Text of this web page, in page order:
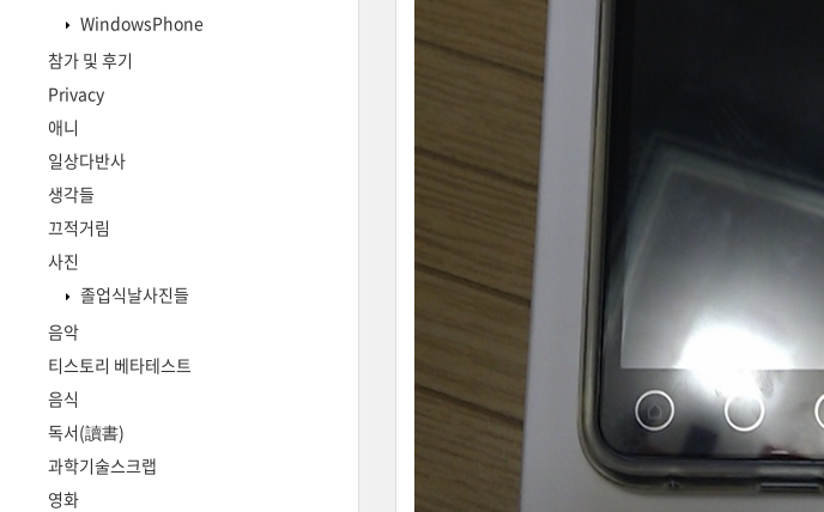
WindowsPhone
참가 및 후기
Privacy
애니
일상다반사
생각들
끄적거림
사진
졸업식날사진들
음악
티스토리 베타테스트
음식
독서(讀書)
과학기술스크랩
영화